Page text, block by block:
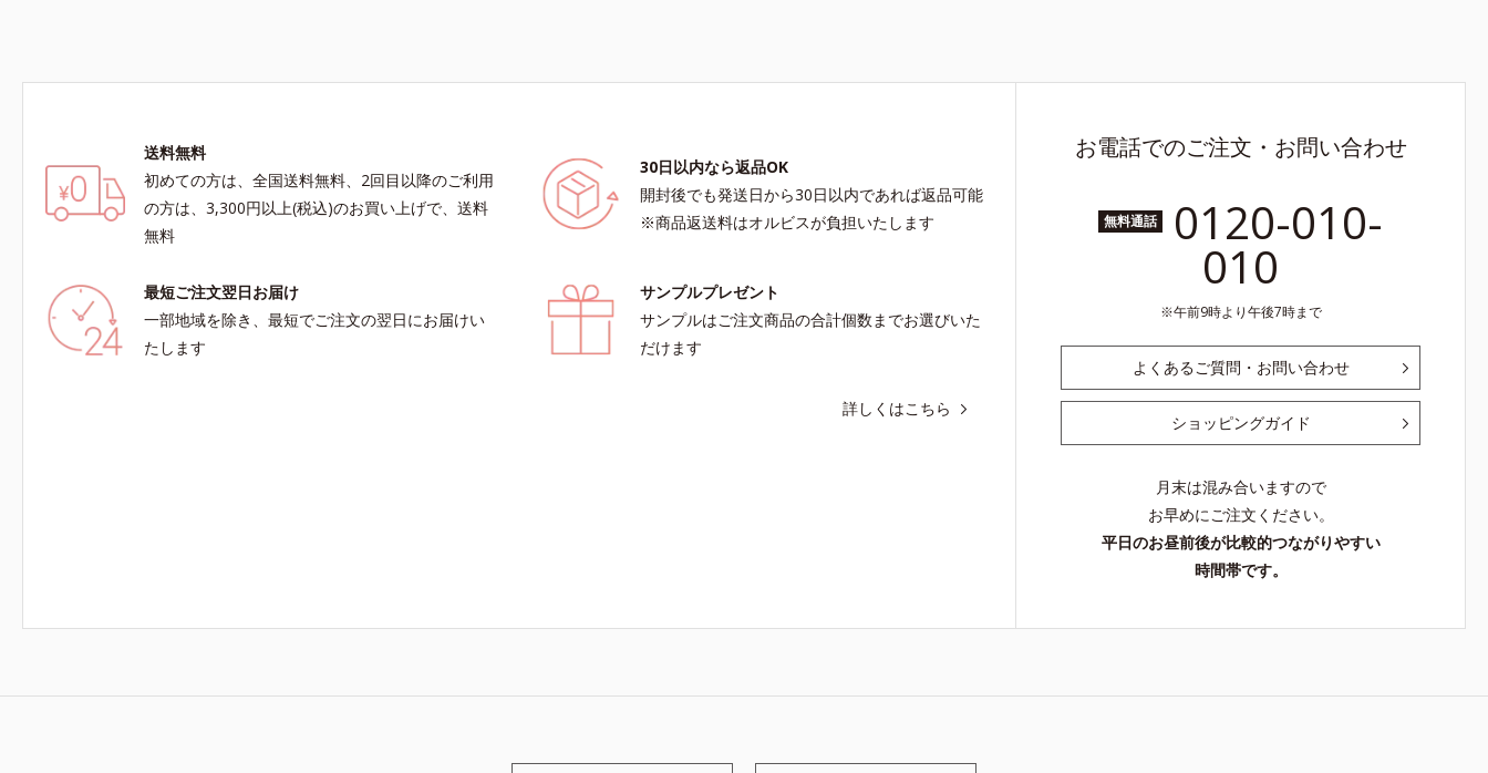
引き出し・高めて、ハリ感あふれる肌へと導きま
く美しくあり続けるあなたを応援します。*1
肌にうるおいが満ち、維持されている状態*2
年齢に応じたお手入れのこと*3 デクスパンテ
ノールW*4 2022年5月 Mintel社データベース
に満ちたハリツヤ肌へ導く保湿成分
柔肌に整え、未体験の肌感触を叶えます。*1 保
分*5 角層内
送料無料
初めての方は、全国送料無料、2回目以降のご利用
の方は、3,300円以上(税込)のお買い上げで、送料
無料
30日以内なら返品OK
開封後でも発送日から30日以内であれば返品可能
※商品返送料はオルビスが負担いたします
最短ご注文翌日お届け
一部地域を除き、最短でご注文の翌日にお届けい
たします
サンプルプレゼント
サンプルはご注文商品の合計個数までお選びいた
だけます
詳しくはこちら
お電話でのご注文・お問い合わせ
無料通話 0120-010-
010
午前9時より午後7時まで
よくあるご質問・お問い合わせ
ショッピングガイド
月末は混み合いますので
お早めにご注文ください。
平日のお昼前後が比較的つながりやすい
時間帯です。